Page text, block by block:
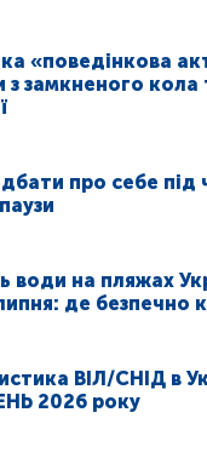
«поведінкова
з замкненого кола
про себе під
води на пляжах
де безпечно
ВІЛ/СНІД в
2026 року